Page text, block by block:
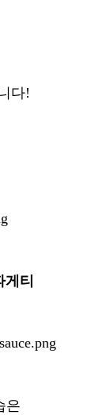
다!
티
은